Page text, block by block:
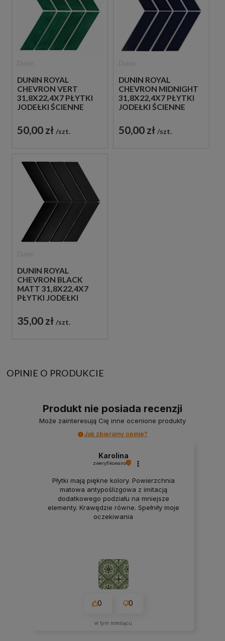
DUNIN ROYAL
CHEVRON VERT
31,8X22,4X7 PŁYTKI
JODEŁKI ŚCIENNE
50,00 zł szt.
DUNIN ROYAL
CHEVRON MIDNIGHT
31,8X22,4X7 PŁYTKI
JODEŁKI ŚCIENNE
50,00 zł szt.
DUNIN ROYAL
CHEVRON BLACK
MATT 31,8X22,4X7
PŁYTKI JODEŁKI
35,00 zł szt.
OPINIE O PRODUKCIE
Produkt nie posiada recenzji
Może zainteresują Cię inne ocenione produkty
Jak zbieramy opinie?
Karolina
zweryfikowano
Płytki mają piękne kolory. Powierzchnia
matowa antypoślizgowa z imitacją
dodatkowego podziału na mniejsze
elementy. Krawędzie równe. Spełniły moje
oczekiwania
0 0
w tym miesiącu